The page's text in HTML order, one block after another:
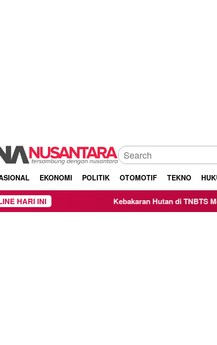
EKONOMI POLITIK OTOMOTIF TEKNO
HARI INIKebakaran Hutan di TNBTS Meluas ke Wilayah